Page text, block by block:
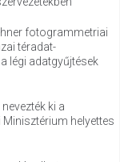
fotogrammetriai
téradat-
légi adatgyűjtések
ki a
helyettes